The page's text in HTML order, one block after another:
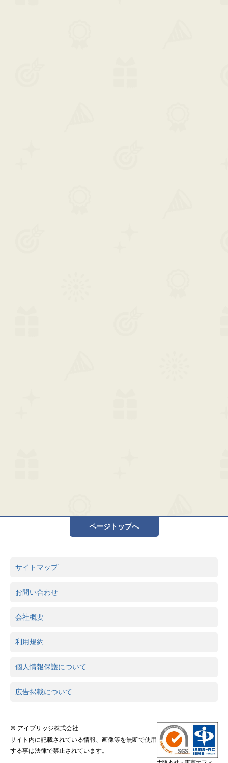
ページトップへ
サイトマップ
お問い合わせ
会社概要
利用規約
個人情報保護について
広告掲載について
© アイブリッジ株式会社
サイト内に記載されている情報、画像等を無断で使用
する事は法律で禁止されています。